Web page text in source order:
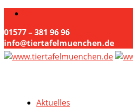
01577 – 381 96 96
info@tiertafelmuenchen.de
Aktuelles